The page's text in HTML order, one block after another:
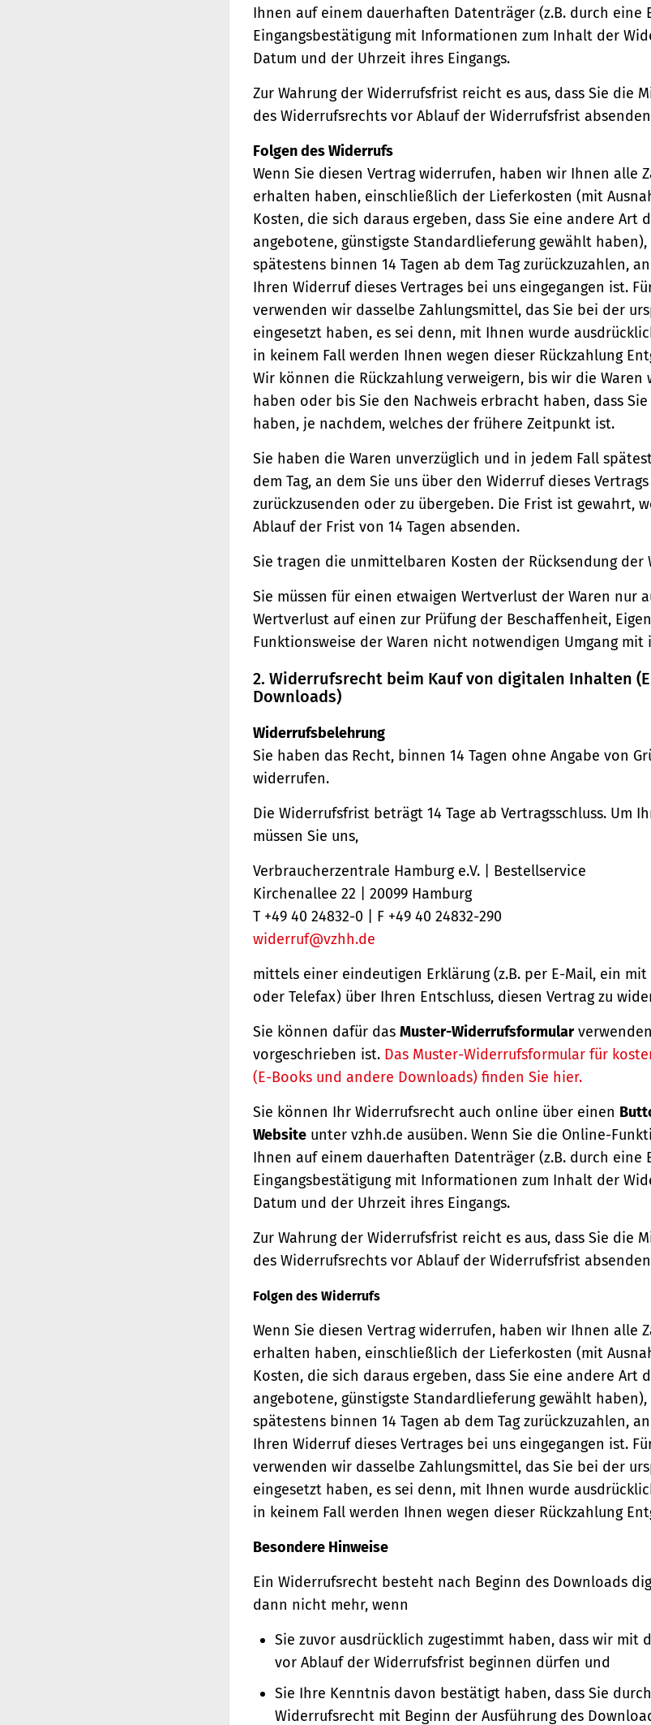
Ihnen auf einem dauerhaften Datenträger (z.B. durch eine
Eingangsbestätigung mit Informationen zum Inhalt der
Datum und der Uhrzeit ihres Eingangs.
Zur Wahrung der Widerrufsfrist reicht es aus, dass Sie die
des Widerrufsrechts vor Ablauf der Widerrufsfrist
Folgen des Widerrufs
Wenn Sie diesen Vertrag widerrufen, haben wir Ihnen alle
erhalten haben, einschließlich der Lieferkosten (mit
Kosten, die sich daraus ergeben, dass Sie eine andere Art
angebotene, günstigste Standardlieferung gewählt haben),
spätestens binnen 14 Tagen ab dem Tag zurückzuzahlen,
Ihren Widerruf dieses Vertrages bei uns eingegangen ist.
verwenden wir dasselbe Zahlungsmittel, das Sie bei der
eingesetzt haben, es sei denn, mit Ihnen wurde
in keinem Fall werden Ihnen wegen dieser Rückzahlung
Wir können die Rückzahlung verweigern, bis wir die
haben oder bis Sie den Nachweis erbracht haben, dass
haben, je nachdem, welches der frühere Zeitpunkt ist.
Sie haben die Waren unverzüglich und in jedem Fall
dem Tag, an dem Sie uns über den Widerruf dieses
zurückzusenden oder zu übergeben. Die Frist ist gewahrt,
Ablauf der Frist von 14 Tagen absenden.
Sie tragen die unmittelbaren Kosten der Rücksendung der
Sie müssen für einen etwaigen Wertverlust der Waren nur
Wertverlust auf einen zur Prüfung der Beschaffenheit,
Funktionsweise der Waren nicht notwendigen Umgang
2. Widerrufsrecht beim Kauf von digitalen Inhalten
Downloads)
Widerrufsbelehrung
Sie haben das Recht, binnen 14 Tagen ohne Angabe von
widerrufen.
Die Widerrufsfrist beträgt 14 Tage ab Vertragsschluss. Um
müssen Sie uns,
Verbraucherzentrale Hamburg e.V. | Bestellservice
Kirchenallee 22 | 20099 Hamburg
T +49 40 24832-0 | F +49 40 24832-290
widerruf@vzhh.de
mittels einer eindeutigen Erklärung (z.B. per E-Mail, ein
oder Telefax) über Ihren Entschluss, diesen Vertrag zu
Sie können dafür das Muster-Widerrufsformular
vorgeschrieben ist. Das Muster-Widerrufsformular für
(E-Books und andere Downloads) finden Sie hier.
Sie können Ihr Widerrufsrecht auch online über einen
Website unter vzhh.de ausüben. Wenn Sie die Online-
Ihnen auf einem dauerhaften Datenträger (z.B. durch eine
Eingangsbestätigung mit Informationen zum Inhalt der
Datum und der Uhrzeit ihres Eingangs.
Zur Wahrung der Widerrufsfrist reicht es aus, dass Sie die
des Widerrufsrechts vor Ablauf der Widerrufsfrist
Folgen des Widerrufs
Wenn Sie diesen Vertrag widerrufen, haben wir Ihnen alle
erhalten haben, einschließlich der Lieferkosten (mit
Kosten, die sich daraus ergeben, dass Sie eine andere Art
angebotene, günstigste Standardlieferung gewählt haben),
spätestens binnen 14 Tagen ab dem Tag zurückzuzahlen,
Ihren Widerruf dieses Vertrages bei uns eingegangen ist.
verwenden wir dasselbe Zahlungsmittel, das Sie bei der
eingesetzt haben, es sei denn, mit Ihnen wurde
in keinem Fall werden Ihnen wegen dieser Rückzahlung
Besondere Hinweise
Ein Widerrufsrecht besteht nach Beginn des Downloads
dann nicht mehr, wenn
Sie zuvor ausdrücklich zugestimmt haben, dass wir mit
vor Ablauf der Widerrufsfrist beginnen dürfen und
Sie Ihre Kenntnis davon bestätigt haben, dass Sie
Widerrufsrecht mit Beginn der Ausführung des